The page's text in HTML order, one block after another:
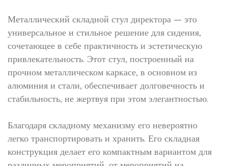
Металлический складной стул директора — это
универсальное и стильное решение для сидения,
сочетающее в себе практичность и эстетическую
привлекательность. Этот стул, построенный на
прочном металлическом каркасе, в основном из
алюминия и стали, обеспечивает долговечность и
стабильность, не жертвуя при этом элегантностью.
Благодаря складному механизму его невероятно
легко транспортировать и хранить. Его складная
конструкция делает его компактным вариантом для